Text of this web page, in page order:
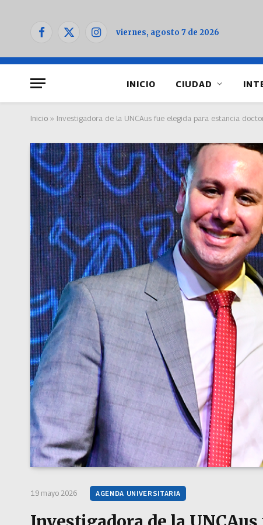
Facebook
X
Instagramviernes, agosto 7 de 2026
INICIO CIUDAD
Inicio » Investigadora de la UNCAus fue elegida para estancia
19 mayo 2026 AGENDA UNIVERSITARIA